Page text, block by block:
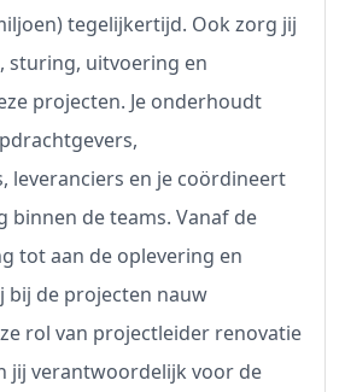
tegelijkertijd. Ook zorg jij
sturing, uitvoering en
projecten. Je onderhoudt
leveranciers en je coördineert
binnen de teams. Vanaf de
tot aan de oplevering en
bij de projecten nauw
rol van projectleider renovatie
jij verantwoordelijk voor de